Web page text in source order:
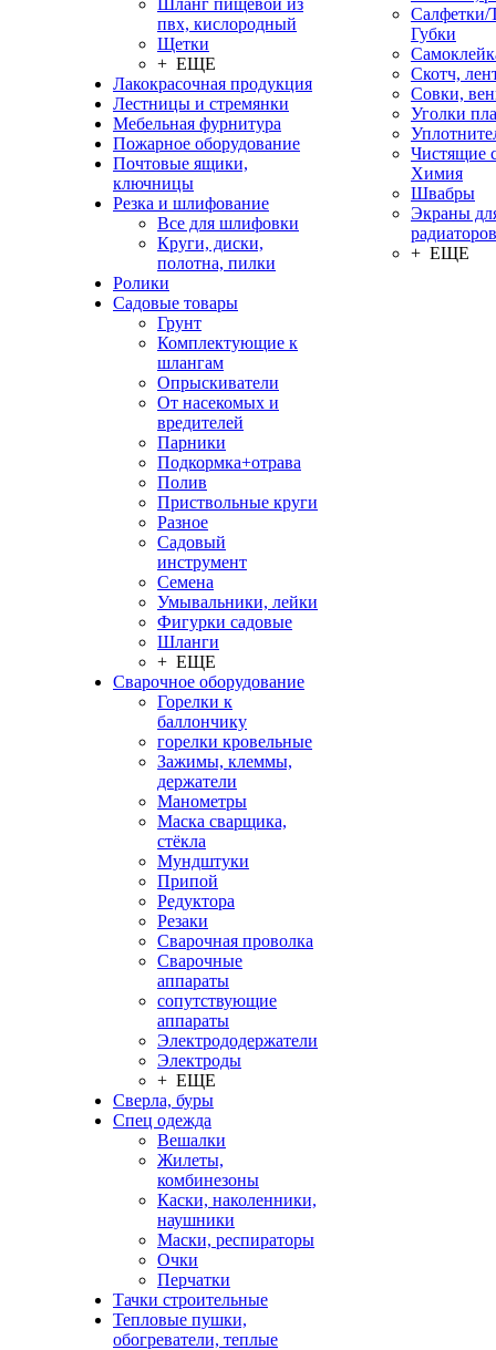
Шланг пищевой из
пвх, кислородный
Щетки
+ ЕЩЕ
Лакокрасочная продукция
Лестницы и стремянки
Мебельная фурнитура
Пожарное оборудование
Почтовые ящики,
ключницы
Резка и шлифование
Все для шлифовки
Круги, диски,
полотна, пилки
Ролики
Садовые товары
Грунт
Комплектующие к
шлангам
Опрыскиватели
От насекомых и
вредителей
Парники
Подкормка+отрава
Полив
Приствольные круги
Разное
Садовый
инструмент
Семена
Умывальники, лейки
Фигурки садовые
Шланги
+ ЕЩЕ
Сварочное оборудование
Горелки к
баллончику
горелки кровельные
Зажимы, клеммы,
держатели
Манометры
Маска сварщика,
стёкла
Мундштуки
Припой
Редуктора
Резаки
Сварочная проволка
Сварочные
аппараты
сопутствующие
аппараты
Электрододержатели
Электроды
+ ЕЩЕ
Сверла, буры
Спец одежда
Вешалки
Жилеты,
комбинезоны
Каски, наколенники,
наушники
Маски, респираторы
Очки
Перчатки
Тачки строительные
Тепловые пушки,
обогреватели, теплые
Салфетки/
Губки
Скотч,
Совки,
Уголки
Чистящие
Химия
Швабры
Экраны
радиаторов
+ ЕЩЕ